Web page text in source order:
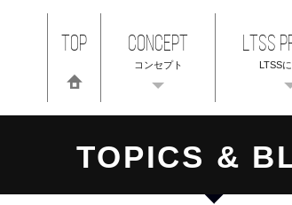
TOP CONCEPT
コンセプト
LTSS
LTSS
TOPICS &